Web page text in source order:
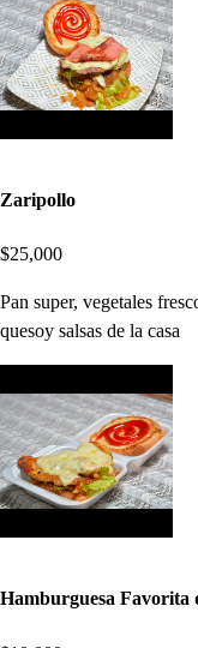
Zaripollo
$25,000
Pan super, vegetales
quesoy salsas de la casa
Hamburguesa Favorita